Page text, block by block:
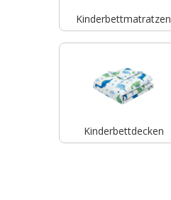
Kinderbettmatratzen
Kinderbettdecken